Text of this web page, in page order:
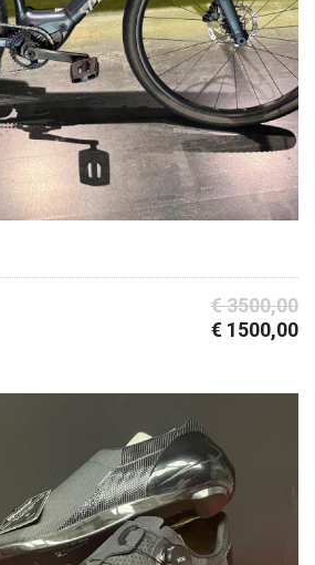
€ 3500,00
€ 1500,00